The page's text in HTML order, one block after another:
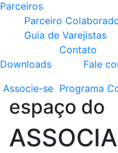
Parceiros
Parceiro
Guia de Varejistas
Downloads
Contato
Fale
Associe-se Programa
espaço do